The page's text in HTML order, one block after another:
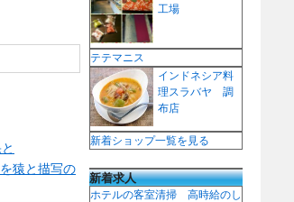
猿と描写の
工場
テテマニス
インドネシア料
理スラバヤ 調
布店
新着ショップ一覧を見る
新着求人
ホテルの客室清掃 高時給のし